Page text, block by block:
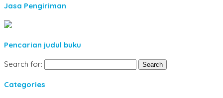
Jasa Pengiriman
Pencarian judul buku
Search for:
Categories